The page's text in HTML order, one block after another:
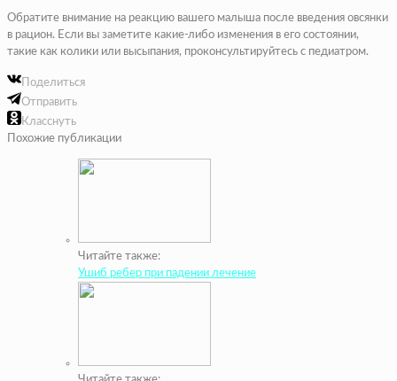
Обратите внимание на реакцию вашего малыша после введения овсянки
в рацион. Если вы заметите какие-либо изменения в его состоянии,
такие как колики или высыпания, проконсультируйтесь с педиатром.
Поделиться
Отправить
Класснуть
Похожие публикации
Читайте также:
Ушиб ребер при падении лечение